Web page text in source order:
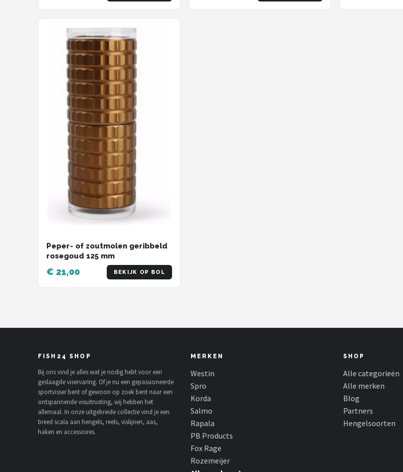
Peper- of zoutmolen geribbeld
rosegoud 125 mm
€ 21,00 BEKIJK OP BOL
FISH24 SHOP
Bij ons vind je alles wat je nodig hebt voor een
geslaagde viservaring. Of je nu een gepassioneerde
sportvisser bent of gewoon op zoek bent naar een
ontspannende visuitrusting, wij hebben het
allemaal. In onze uitgebreide collectie vind je een
breed scala aan hengels, reels, vislijnen, aas,
haken en accessoires.
MERKEN
Westin
Spro
Korda
Salmo
Rapala
PB Products
Fox Rage
Rozemeijer
SHOP
Alle categorieën
Alle merken
Blog
Partners
Hengelsoorten